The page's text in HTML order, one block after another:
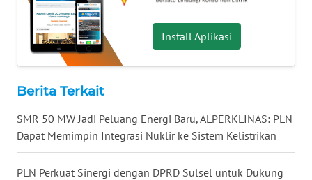
Install Aplikasi
Berita Terkait
SMR 50 MW Jadi Peluang Energi Baru, ALPERKLINAS: PLN
Dapat Memimpin Integrasi Nuklir ke Sistem Kelistrikan
PLN Perkuat Sinergi dengan DPRD Sulsel untuk Dukung
WN
DAIRI
DANAU
WN